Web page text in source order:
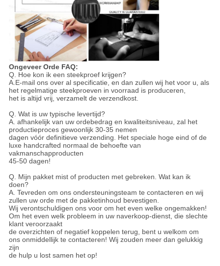
Ongeveer Orde FAQ:
Q. Hoe kon ik een steekproef krijgen?
A.E-mail ons over al specificatie, en dan zullen wij het voor u, als
het regelmatige steekproeven in voorraad is produceren,
het is altijd vrij, verzamelt de verzendkost.
Q. Wat is uw typische levertijd?
A. afhankelijk van uw ordebedrag en kwaliteitsniveau, zal het
productieproces gewoonlijk 30-35 nemen
dagen vóór definitieve verzending. Het speciale hoge eind of de
luxe handcrafted normaal de behoefte van
vakmanschapproducten
45-50 dagen!
Q. Mijn pakket mist of producten met gebreken. Wat kan ik
doen?
A. Tevreden om ons ondersteuningsteam te contacteren en wij
zullen uw orde met de pakketinhoud bevestigen.
Wij verontschuldigen ons voor om het even welke ongemakken!
Om het even welk probleem in uw naverkoop-dienst, die slechte
klant veroorzaakt
de overzichten of negatief koppelen terug, bent u welkom om
ons onmiddellijk te contacteren! Wij zouden meer dan gelukkig
zijn
de hulp u lost samen het op!